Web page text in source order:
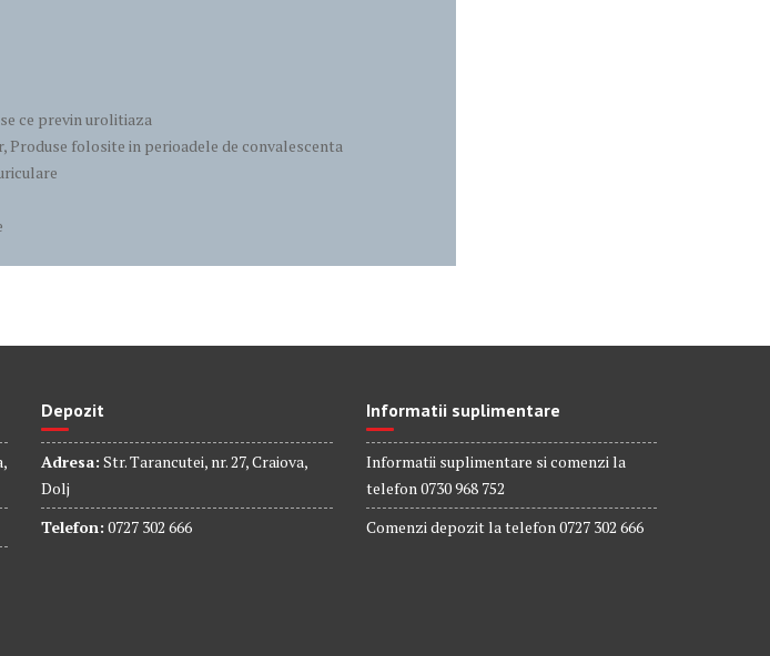
ce previn urolitiaza
folosite in perioadele de convalescenta
Depozit
Adresa: Str. Tarancutei, nr. 27, Craiova,
Dolj
Telefon: 0727 302 666
Informatii suplimentare
Informatii suplimentare si comenzi la
telefon 0730 968 752
Comenzi depozit la telefon 0727 302 666